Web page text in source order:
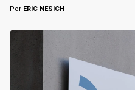
Por ERIC NESICH